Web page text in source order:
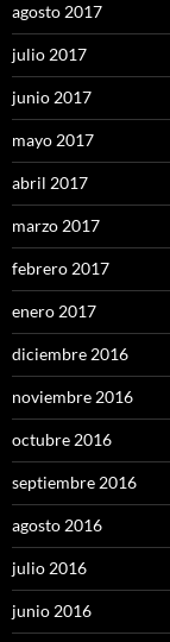
agosto 2017
julio 2017
junio 2017
mayo 2017
abril 2017
marzo 2017
febrero 2017
enero 2017
diciembre 2016
noviembre 2016
octubre 2016
septiembre 2016
agosto 2016
julio 2016
junio 2016